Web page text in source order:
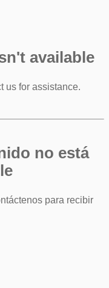
available
us for assistance.
no está
para recibir